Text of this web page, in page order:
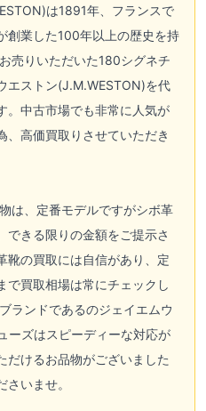
は1891年、フランスで
創業した100年以上の歴史を持
売りいただいた180シグネチ
エストン(J.M.WESTON)を代
。中古市場でも非常に人気が
、高価買取りさせていただき
は、定番モデルですがシボ革
できる限りの金額をご提示さ
靴の買取には自信があり、定
で買取相場は常にチェックし
ランドであるのジェイエムウ
ーズはスピーディーな対応が
だけるお品物がございました
いませ。